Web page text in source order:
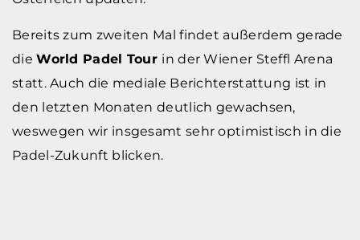
Bereits zum zweiten Mal findet außerdem gerade
dieWorld Padel Tour in der Wiener Steffl Arena
statt. Auch die mediale Berichterstattung ist in
den letzten Monaten deutlich gewachsen,
weswegen wir insgesamt sehr optimistisch in die
Padel-Zukunft blicken.